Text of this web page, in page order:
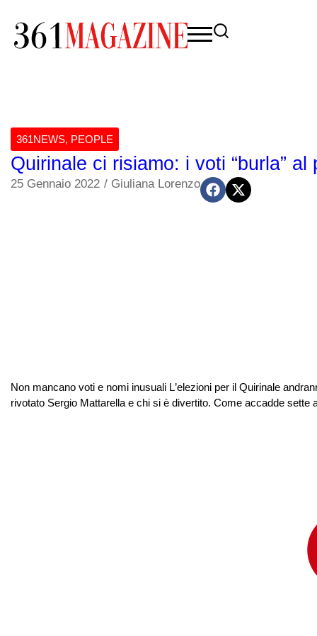
361NEWS, PEOPLE
Quirinale ci risiamo: i voti “burla” al
25 Gennaio 2022 / Giuliana Lorenzo
Non mancano voti e nomi inusuali L’elezioni per il Quirinale
rivotato Sergio Mattarella e chi si è divertito. Come accadde sette